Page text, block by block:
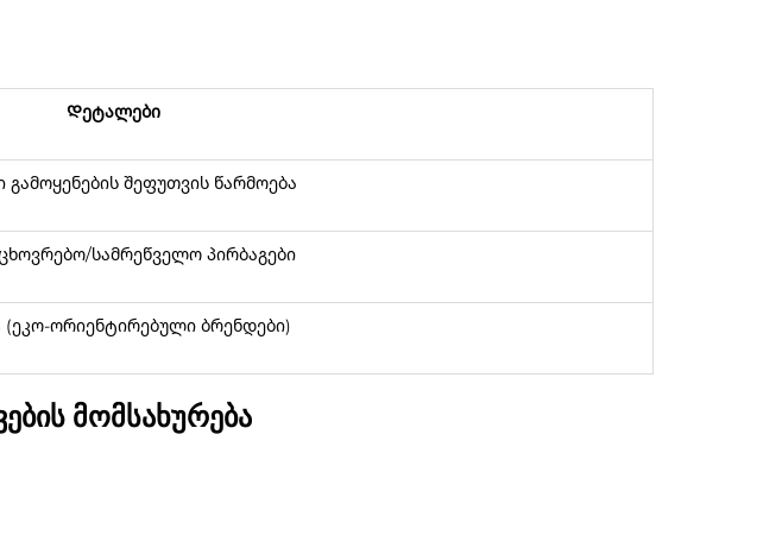
Დეტალები
გამოყენების შეფუთვის წარმოება
სამრეწველო პირბაგები
(ეკო-ორიენტირებული ბრენდები)
მომსახურება